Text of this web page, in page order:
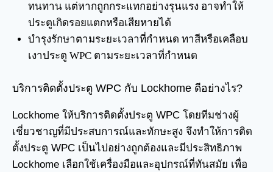
ทนทาน แต่หากถูกกระแทกอย่างรุนแรง อาจทำให้
ประตูเกิดรอยแตกหรือเสียหายได้
บำรุงรักษาตามระยะเวลาที่กำหนด ทาสีหรือเคลือบ
เงาประตู WPC ตามระยะเวลาที่กำหนด
บริการติดตั้งประตู WPC กับ Lockhome ดีอย่างไร?
Lockhome ให้บริการติดตั้งประตู WPC โดยทีมช่างผู้
เชี่ยวชาญที่มีประสบการณ์และทักษะสูง จึงทำให้การติด
ตั้งประตู WPC เป็นไปอย่างถูกต้องและมีประสิทธิภาพ
Lockhome เลือกใช้เครื่องมือและอุปกรณ์ที่ทันสมัย เพื่อ